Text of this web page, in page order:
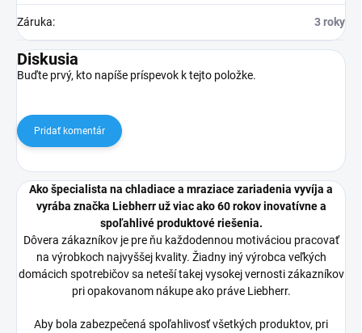
Záruka: 3 roky
Diskusia
Buďte prvý, kto napíše príspevok k tejto položke.
Pridať komentár
Ako špecialista na chladiace a mraziace zariadenia vyvíja a
vyrába značka Liebherr už viac ako 60 rokov inovatívne a
spoľahlivé produktové riešenia.
Dôvera zákazníkov je pre ňu každodennou motiváciou pracovať
na výrobkoch najvyššej kvality. Žiadny iný výrobca veľkých
domácich spotrebičov sa neteší takej vysokej vernosti zákazníkov
pri opakovanom nákupe ako práve Liebherr.
Aby bola zabezpečená spoľahlivosť všetkých produktov, pri